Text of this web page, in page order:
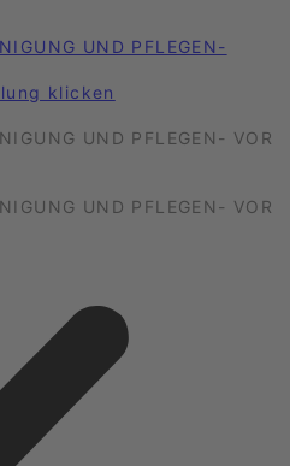
UND PFLEGEN-
klicken
UND PFLEGEN- VOR
UND PFLEGEN- VOR